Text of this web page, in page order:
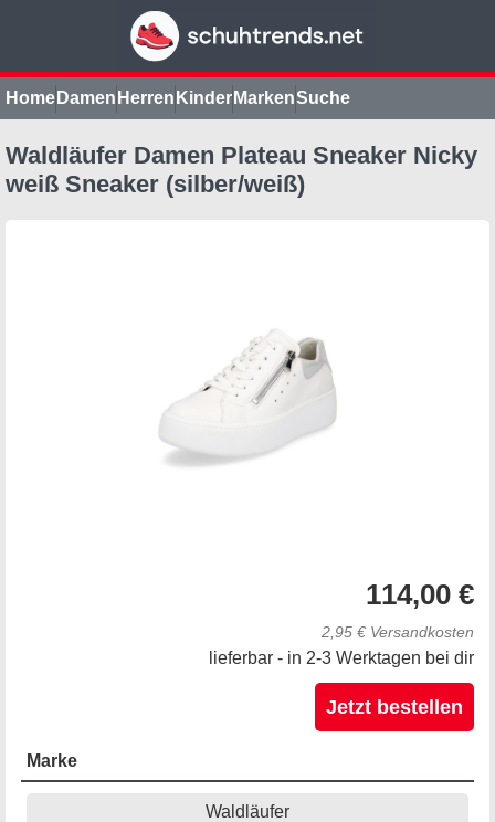
Home Damen Herren Kinder MarkenSuche
Waldläufer Damen Plateau Sneaker Nicky
weiß Sneaker (silber/weiß)
114,00 €
2,95 € Versandkosten
lieferbar - in 2-3 Werktagen bei dir
Jetzt bestellen
Marke
Waldläufer